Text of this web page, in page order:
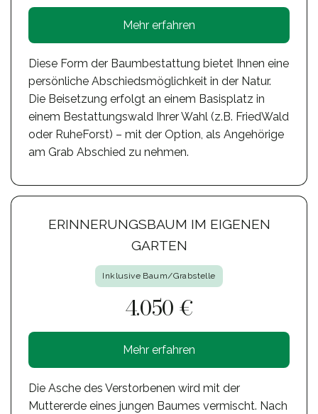
Mehr erfahren
Diese Form der Baumbestattung bietet Ihnen eine
persönliche Abschiedsmöglichkeit in der Natur.
Die Beisetzung erfolgt an einem Basisplatz in
einem Bestattungswald Ihrer Wahl (z.B. FriedWald
oder RuheForst) – mit der Option, als Angehörige
am Grab Abschied zu nehmen.
ERINNERUNGSBAUM IM EIGENEN
GARTEN
Inklusive Baum/Grabstelle
4.050 €
Mehr erfahren
Die Asche des Verstorbenen wird mit der
Muttererde eines jungen Baumes vermischt. Nach